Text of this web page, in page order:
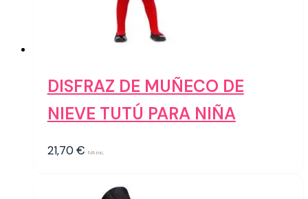
DISFRAZ DE MUÑECO DE
NIEVE TUTÚ PARA NIÑA
21,70 € IVA inc.